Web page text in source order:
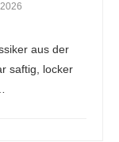
aus der
saftig, locker